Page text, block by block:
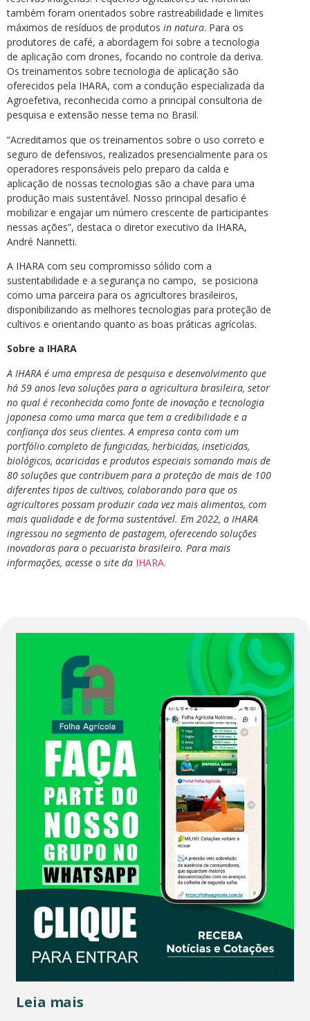
também foram orientados sobre rastreabilidade e limites
máximos de resíduos de produtos in natura. Para os
produtores de café, a abordagem foi sobre a tecnologia
de aplicação com drones, focando no controle da deriva.
Os treinamentos sobre tecnologia de aplicação são
oferecidos pela IHARA, com a condução especializada da
Agroefetiva, reconhecida como a principal consultoria de
pesquisa e extensão nesse tema no Brasil.
“Acreditamos que os treinamentos sobre o uso correto e
seguro de defensivos, realizados presencialmente para os
operadores responsáveis pelo preparo da calda e
aplicação de nossas tecnologias são a chave para uma
produção mais sustentável. Nosso principal desafio é
mobilizar e engajar um número crescente de participantes
nessas ações”, destaca o diretor executivo da IHARA,
André Nannetti.
A IHARA com seu compromisso sólido com a
sustentabilidade e a segurança no campo, se posiciona
como uma parceira para os agricultores brasileiros,
disponibilizando as melhores tecnologias para proteção de
cultivos e orientando quanto as boas práticas agrícolas.
Sobre a IHARA
A IHARA é uma empresa de pesquisa e desenvolvimento que
há 59 anos leva soluções para a agricultura brasileira, setor
no qual é reconhecida como fonte de inovação e tecnologia
japonesa como uma marca que tem a credibilidade e a
confiança dos seus clientes. A empresa conta com um
portfólio completo de fungicidas, herbicidas, inseticidas,
biológicos, acaricidas e produtos especiais somando mais de
80 soluções que contribuem para a proteção de mais de 100
diferentes tipos de cultivos, colaborando para que os
agricultores possam produzir cada vez mais alimentos, com
mais qualidade e de forma sustentável. Em 2022, a IHARA
ingressou no segmento de pastagem, oferecendo soluções
inovadoras para o pecuarista brasileiro. Para mais
informações, acesse o site da IHARA.
Leia mais